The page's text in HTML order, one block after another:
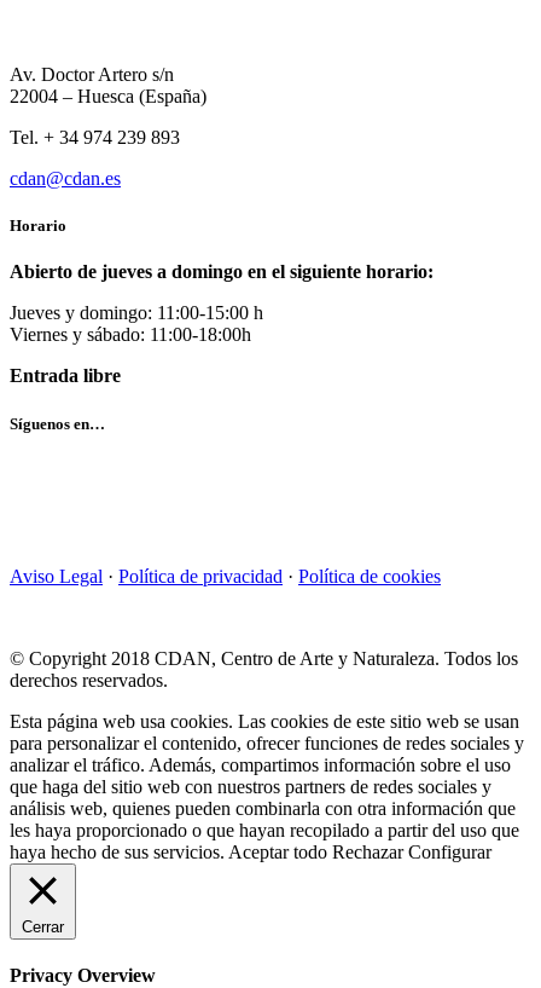
Av. Doctor Artero s/n
22004 – Huesca (España)
Tel. + 34 974 239 893
cdan@cdan.es
Horario
Abierto de jueves a domingo en el siguiente horario:
Jueves y domingo: 11:00-15:00 h
Viernes y sábado: 11:00-18:00h
Entrada libre
Síguenos en…
Aviso Legal · Política de privacidad · Política de cookies
© Copyright 2018 CDAN, Centro de Arte y Naturaleza. Todos los
derechos reservados.
Esta página web usa cookies. Las cookies de este sitio web se usan
para personalizar el contenido, ofrecer funciones de redes sociales y
analizar el tráfico. Además, compartimos información sobre el uso
que haga del sitio web con nuestros partners de redes sociales y
análisis web, quienes pueden combinarla con otra información que
les haya proporcionado o que hayan recopilado a partir del uso que
haya hecho de sus servicios. Aceptar todo Rechazar Configurar
Cerrar
Privacy Overview